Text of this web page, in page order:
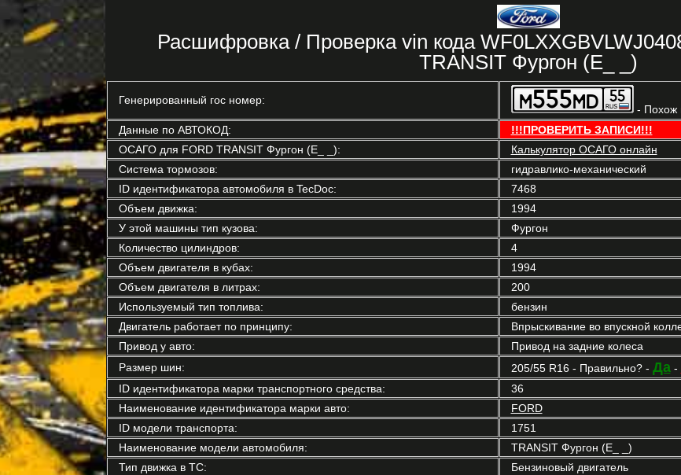
Расшифровка / Проверка vin кода
TRANSIT Фургон (E_ _)
Генерированный гос номер:
- Похож
Данные по АВТОКОД:
!!!ПРОВЕРИТЬ ЗАПИСИ!!!
ОСАГО для FORD TRANSIT Фургон (E_ _):
Калькулятор ОСАГО онлайн
Система тормозов:
гидравлико-механический
ID идентификатора автомобиля в TecDoc:
7468
Объем движка:
1994
У этой машины тип кузова:
Фургон
Количество цилиндров:
4
Объем двигателя в кубах:
1994
Объем двигателя в литрах:
200
Используемый тип топлива:
бензин
Двигатель работает по принципу:
Впрыскивание во впускной
Привод у авто:
Привод на задние колеса
Размер шин:
205/55 R16 - Правильно? - Да-
ID идентификатора марки транспортного средства:
36
Наименование идентификатора марки авто:
FORD
ID модели транспорта:
1751
Наименование модели автомобиля:
TRANSIT Фургон (E_ _)
Тип движка в ТС:
Бензиновый двигатель